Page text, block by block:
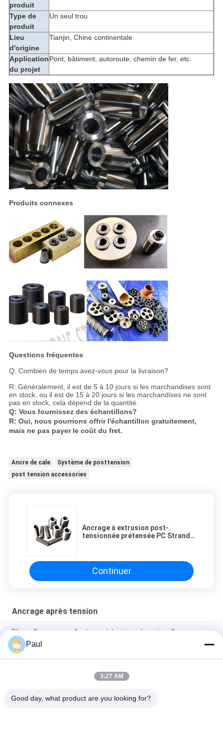
produit
Type de
produit
Un seul trou
Lieu
d'origine
Tianjin, Chine continentale
Application
du projet
Pont, bâtiment, autoroute, chemin de fer, etc.
Produits connexes
Questions fréquentes
Q: Combien de temps avez-vous pour la livraison?
R: Généralement, il est de 5 à 10 jours si les marchandises sont
en stock. ou il est de 15 à 20 jours si les marchandises ne sont
pas en stock, cela dépend de la quantité.
Q: Vous fournissez des échantillons?
R: Oui, nous pourrions offrir l'échantillon gratuitement,
mais ne pas payer le coût du fret.
Ancre de cale
Système de posttension
post tension accessories
Ancrage à extrusion post-
tensionnée prétensée PC Strand
Continuer
Ancrage après tension
Blocs d'ancrage en fonte post-tensionnés, coins d'ancrage,
pinces pour torons, ancrages plats
Cales et barillets d'ancrage pour câbles de torons
Paul
3:27 AM
Good day, what product are you looking for?